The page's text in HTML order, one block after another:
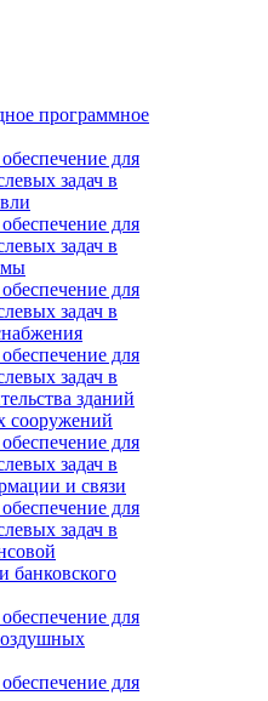
программное
для
задач в
для
задач в
для
задач в
для
задач в
зданий
сооружений
для
задач в
и связи
для
задач в
банковского
для
для